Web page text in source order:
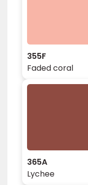
355F
Faded coral
365A
Lychee